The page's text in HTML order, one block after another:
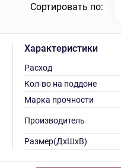
Сортировать по:
Характеристики
Расход
Кол-во на поддоне
Марка прочности
Производитель
Размер(ДхШхВ)